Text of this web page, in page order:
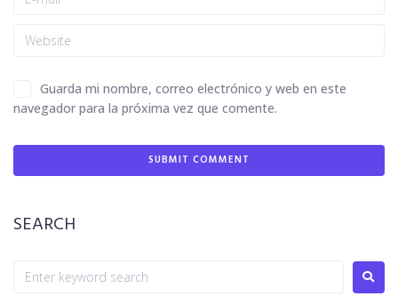
Guarda mi nombre, correo electrónico y web en este
navegador para la próxima vez que comente.
SEARCH